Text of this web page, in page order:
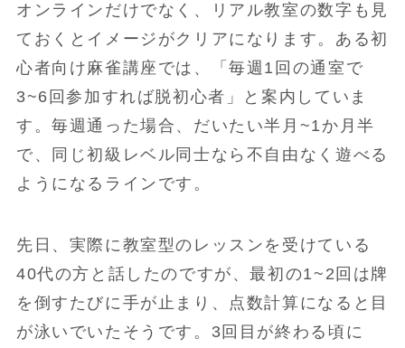
オンラインだけでなく、リアル教室の数字も見
ておくとイメージがクリアになります。ある初
心者向け麻雀講座では、「毎週1回の通室で
3~6回参加すれば脱初心者」と案内していま
す。毎週通った場合、だいたい半月~1か月半
で、同じ初級レベル同士なら不自由なく遊べる
ようになるラインです。
先日、実際に教室型のレッスンを受けている
40代の方と話したのですが、最初の1~2回は牌
を倒すたびに手が止まり、点数計算になると目
が泳いでいたそうです。3回目が終わる頃に